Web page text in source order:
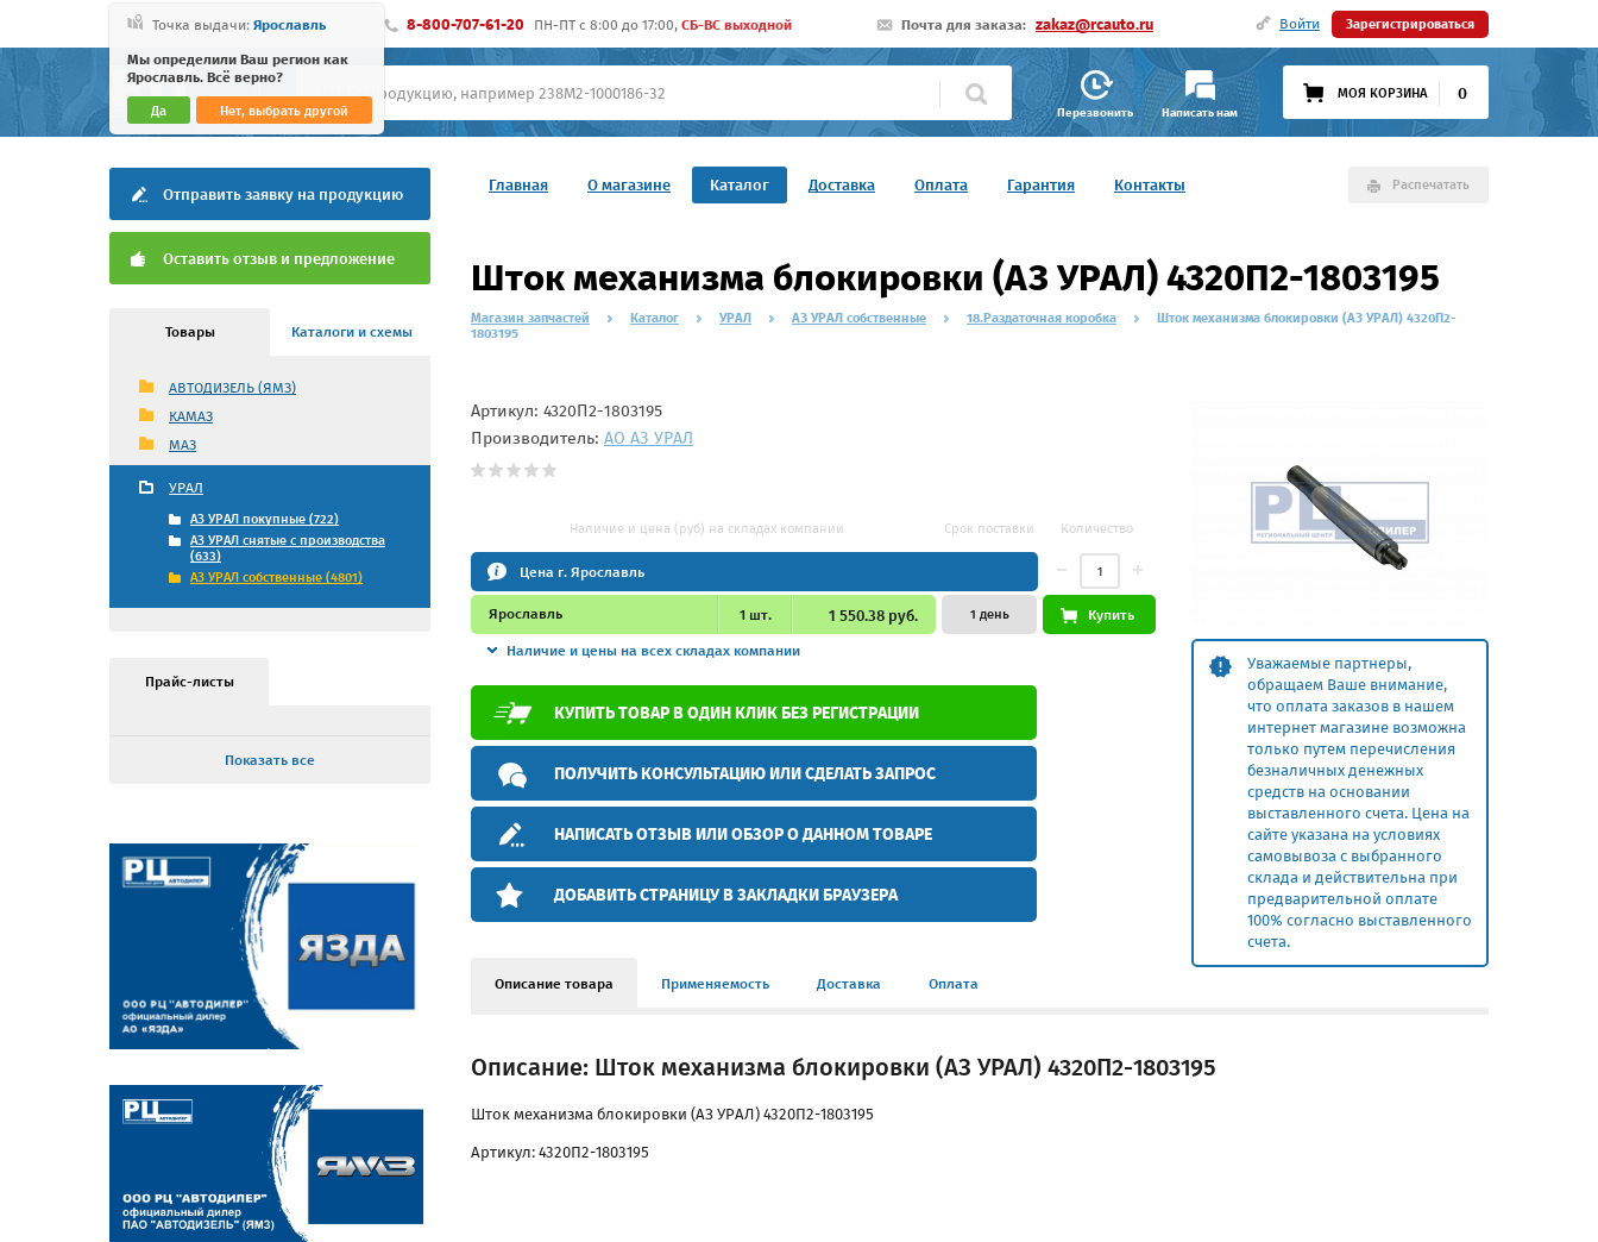
Точка выдачи: Ярославль
Мы определили Ваш регион как
Ярославль. Всё верно?
Да Нет, выбрать другой
8-800-707-61-20 ПН-ПТ c 8:00 до 17:00, СБ-ВС выходной Почта для заказа: zakaz@rcauto.ru Войти Зарегистрироваться
Перезвонить Написать нам
МОЯ КОРЗИНА 0
Главная О магазине Каталог Доставка Оплата Гарантия Контакты Распечатать
Отправить заявку на продукцию
Оставить отзыв и предложение
Товары Каталоги и схемы
АВТОДИЗЕЛЬ (ЯМЗ)
КАМАЗ
МАЗ
УРАЛ
АЗ УРАЛ покупные (722)
АЗ УРАЛ снятые с производства
(633)
АЗ УРАЛ собственные (4801)
Прайс-листы
Показать все
Шток механизма блокировки (АЗ УРАЛ) 4320П2-1803195
Магазин запчастей Каталог УРАЛ АЗ УРАЛ собственные 18.Раздаточная коробка
Шток механизма блокировки (АЗ УРАЛ) 4320П2-
1803195
Уважаемые партнеры,
обращаем Ваше внимание,
что оплата заказов в нашем
интернет магазине возможна
только путем перечисления
безналичных денежных
средств на основании
выставленного счета. Цена на
сайте указана на условиях
самовывоза с выбранного
склада и действительна при
предварительной оплате
100% согласно выставленного
счета.
Артикул: 4320П2-1803195
Производитель: АО АЗ УРАЛ
Наличие и цена (руб) на складах компании Срок поставки Количество
Цена г. Ярославль
Ярославль 1 шт. 1 550.38 руб.
Наличие и цены на всех складах компании
1 день Купить
КУПИТЬ ТОВАР В ОДИН КЛИК БЕЗ РЕГИСТРАЦИИ
ПОЛУЧИТЬ КОНСУЛЬТАЦИЮ ИЛИ СДЕЛАТЬ ЗАПРОС
НАПИСАТЬ ОТЗЫВ ИЛИ ОБЗОР О ДАННОМ ТОВАРЕ
ДОБАВИТЬ СТРАНИЦУ В ЗАКЛАДКИ БРАУЗЕРА
Описание товара Применяемость Доставка Оплата
Описание: Шток механизма блокировки (АЗ УРАЛ) 4320П2-1803195
Шток механизма блокировки (АЗ УРАЛ) 4320П2-1803195
Артикул: 4320П2-1803195